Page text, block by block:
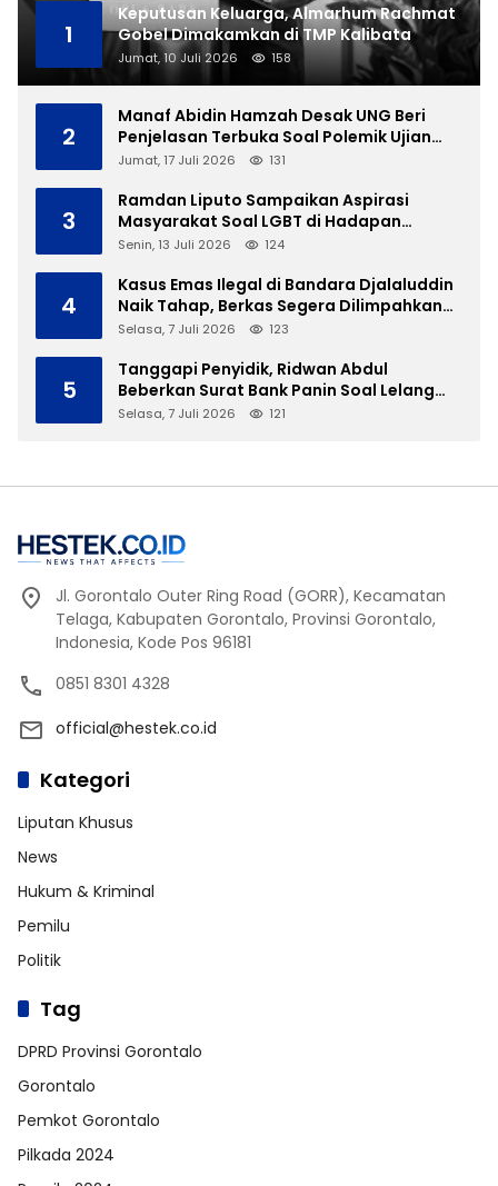
1
Keputusan Keluarga, Almarhum Rachmat
Gobel Dimakamkan di TMP Kalibata
Jumat, 10 Juli 2026 158
2
Manaf Abidin Hamzah Desak UNG Beri
Penjelasan Terbuka Soal Polemik Ujian
Skripsi Mahasiswi
Jumat, 17 Juli 2026 131
3
Ramdan Liputo Sampaikan Aspirasi
Masyarakat Soal LGBT di Hadapan
Gubernur Gusnar
Senin, 13 Juli 2026 124
4
Kasus Emas Ilegal di Bandara Djalaluddin
Naik Tahap, Berkas Segera Dilimpahkan
ke JPU
Selasa, 7 Juli 2026 123
5
Tanggapi Penyidik, Ridwan Abdul
Beberkan Surat Bank Panin Soal Lelang
Aset Eks PLTD Isimu
Selasa, 7 Juli 2026 121
Jl. Gorontalo Outer Ring Road (GORR), Kecamatan
Telaga, Kabupaten Gorontalo, Provinsi Gorontalo,
Indonesia, Kode Pos 96181
0851 8301 4328
official@hestek.co.id
Kategori
Liputan Khusus
News
Hukum & Kriminal
Pemilu
Politik
Tag
DPRD Provinsi Gorontalo
Gorontalo
Pemkot Gorontalo
Pilkada 2024